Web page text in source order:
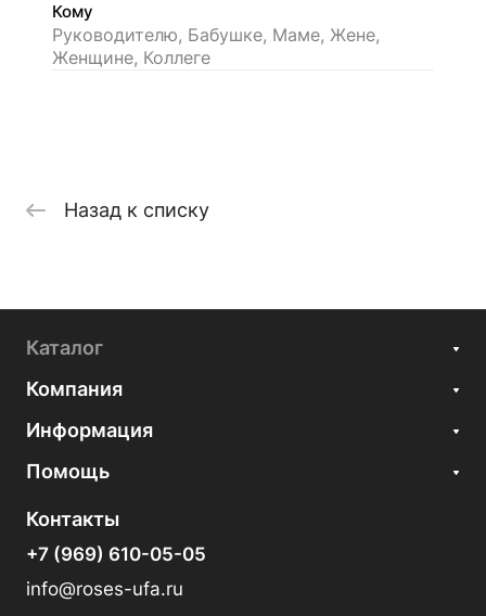
Кому
Руководителю, Бабушке, Маме, Жене,
Женщине, Коллеге
Назад к списку
Каталог
Компания
Информация
Помощь
Контакты
+7 (969) 610-05-05
info@roses-ufa.ru